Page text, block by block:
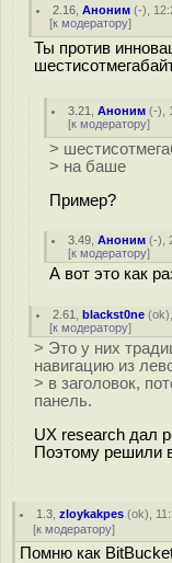
2.16 ,Аноним (-),
[к модератору]
Ты против
3.21 ,Аноним (-),
[к модератору]
>
> на баше
Пример?
3.49 ,Аноним (-),
[к модератору]
А вот это как
2.61 ,blackst0ne (ok
[к модератору]
> Это у них
навигацию из
> в заголовок,
панель.
UX research дал
Поэтому решили
1.3 ,zloykakpes (ok),
[к модератору]
Помню как